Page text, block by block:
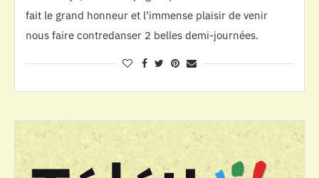
fait le grand honneur et l’immense plaisir de venir
nous faire contredanser 2 belles demi-journées.